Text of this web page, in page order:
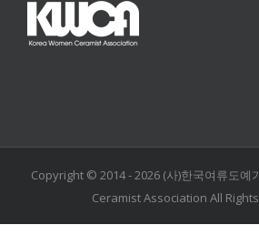
Copyright © 2014 -2026 (사)한국여류도
Ceramist Association All